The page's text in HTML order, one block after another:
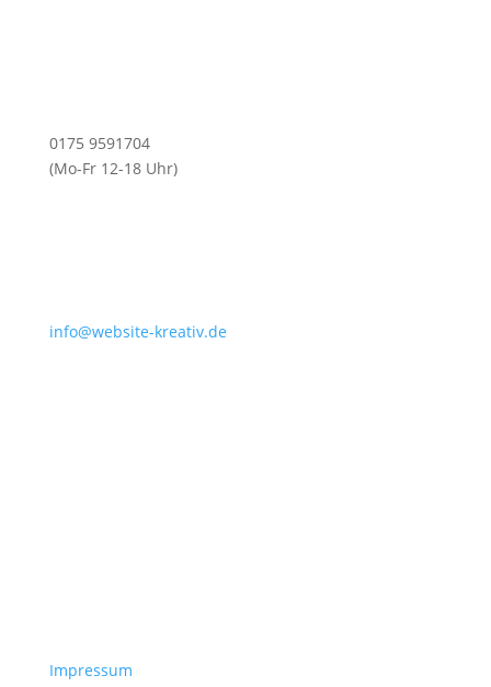
0175 9591704
(Mo-Fr 12-18 Uhr)
info@website-kreativ.de
Impressum